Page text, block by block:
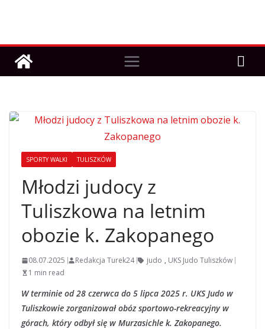
SPORTY WALKI TULISZKÓW
Młodzi judocy z
Tuliszkowa na letnim
obozie k. Zakopanego
08.07.2025 Redakcja Turek24 judo , UKS Judo Tuliszków
1 min read
W terminie od 28 czerwca do 5 lipca 2025 r. UKS Judo w
Tuliszkowie zorganizował obóz sportowo-rekreacyjny w
górach, który odbył się w Murzasichle k. Zakopanego.